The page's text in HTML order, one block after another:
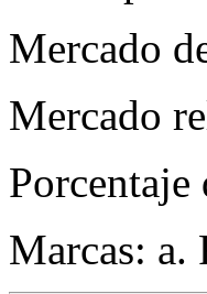
Mercado
Mercado
Marcas: a.